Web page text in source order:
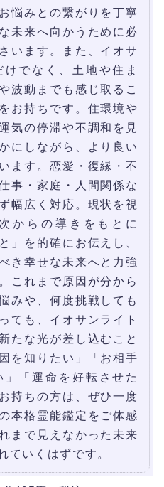
悩みとの繋がりを丁寧
未来へ向かうために必
います。また、イオサ
でなく、土地や住ま
波動までも感じ取るこ
お持ちです。住環境や
気の停滞や不調和を見
にしながら、より良い
ます。恋愛・復縁・不
事・家庭・人間関係な
幅広く対応。現状を視
からの導きをもとに
」を的確にお伝えし、
き幸せな未来へと力強
これまで原因が分から
みや、何度挑戦しても
ても、イオサンライト
たな光が差し込むこと
を知りたい」「お相手
「運命を好転させた
持ちの方は、ぜひ一度
本格霊能鑑定をご体感
まで見えなかった未来
ていくはずです。